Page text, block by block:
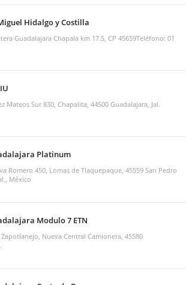
Hidalgo y Costilla
Guadalajara Chapala km 17.5, CP 45659Teléfono: 01
Mateos Sur 830, Chapalita, 44500 Guadalajara, Jal.
Platinum
Romero 450, Lomas de Tlaquepaque, 45559 San Pedro
México
Modulo 7 ETN
Nueva Central Camionera, 45580